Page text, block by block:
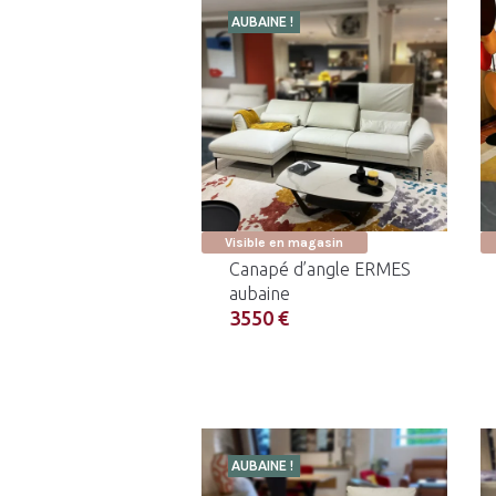
AUBAINE !
Visible en magasin
Canapé d’angle ERMES
aubaine
3550 €
AUBAINE !